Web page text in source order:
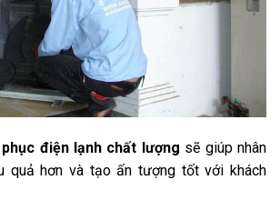
điện lạnh chất lượng sẽ giúp nhân
quả hơn và tạo ấn tượng tốt với khách